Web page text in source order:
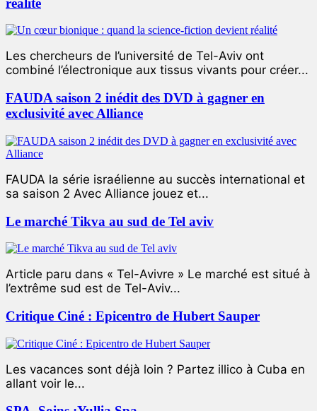
Les chercheurs de l’université de Tel-Aviv ont
combiné l’électronique aux tissus vivants pour créer...
FAUDA saison 2 inédit des DVD à gagner en
exclusivité avec Alliance
FAUDA la série israélienne au succès international et
sa saison 2 Avec Alliance jouez et...
Le marché Tikva au sud de Tel aviv
Article paru dans « Tel-Avivre » Le marché est situé à
l’extrême sud est de Tel-Aviv...
Critique Ciné : Epicentro de Hubert Sauper
Les vacances sont déjà loin ? Partez illico à Cuba en
allant voir le...